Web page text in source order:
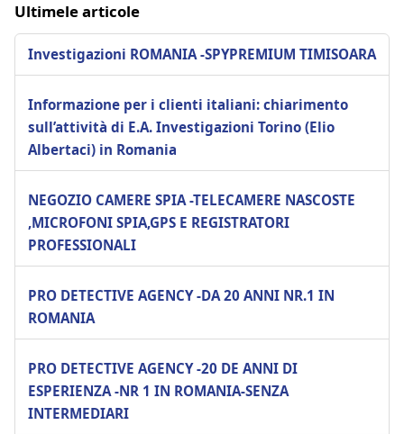
Ultimele articole
Investigazioni ROMANIA -SPYPREMIUM TIMISOARA
Informazione per i clienti italiani: chiarimento
sull’attività di E.A. Investigazioni Torino (Elio
Albertaci) in Romania
NEGOZIO CAMERE SPIA -TELECAMERE NASCOSTE
,MICROFONI SPIA,GPS E REGISTRATORI
PROFESSIONALI
PRO DETECTIVE AGENCY -DA 20 ANNI NR.1 IN
ROMANIA
PRO DETECTIVE AGENCY -20 DE ANNI DI
ESPERIENZA -NR 1 IN ROMANIA-SENZA
INTERMEDIARI